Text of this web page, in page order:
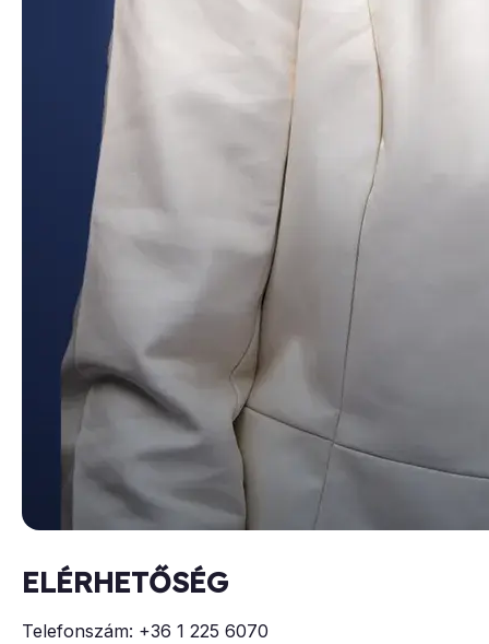
ELÉRHETŐSÉG
Telefonszám: +36 1 225 6070